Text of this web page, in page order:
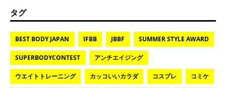
タグ
BEST BODY JAPAN IFBB JBBF SUMMER STYLE AWARD
SUPERBODYCONTEST アンチエイジング
ウエイトトレーニング カッコいいカラダ コスプレ コミケ